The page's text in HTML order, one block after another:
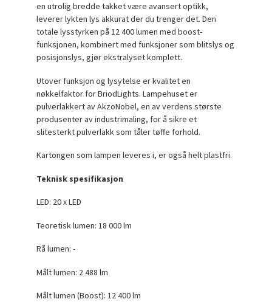
en utrolig bredde takket være avansert optikk,
leverer lykten lys akkurat der du trenger det. Den
totale lysstyrken på 12 400 lumen med boost-
funksjonen, kombinert med funksjoner som blitslys og
posisjonslys, gjør ekstralyset komplett.
Utover funksjon og lysytelse er kvalitet en
nøkkelfaktor for BriodLights. Lampehuset er
pulverlakkert av AkzoNobel, en av verdens største
produsenter av industrimaling, for å sikre et
slitesterkt pulverlakk som tåler tøffe forhold.
Kartongen som lampen leveres i, er også helt plastfri.
Teknisk spesifikasjon
LED: 20 x LED
Teoretisk lumen:18 000 lm
Rå lumen: -
Målt lumen: 2 488 lm
Målt lumen (Boost): 12 400 lm